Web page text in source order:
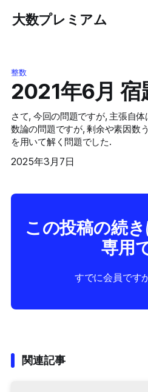
大数プレミアム
整数
2021年6月 宿
さて, 今回の問題ですが, 主張自
数論の問題ですが, 剰余や素因数
を用いて解く問題でした.
2025年3月7日
この投稿の続
専用
すでに会員です
関連記事